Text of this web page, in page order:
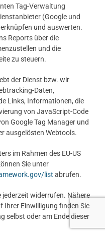
Tag-Verwaltung
(Google und
und auswerten.
Reports über die
und die
zu steuern.
der Dienst bzw. wir
Daten,
Links, Informationen, die
von JavaScript-Code
Google Tag Manager und
ausgelösten Webtools.
im Rahmen des EU-US
Sie unter
list abrufen.
jederzeit widerrufen. Nähere
Ihrer Einwilligung finden Sie
selbst oder am Ende dieser